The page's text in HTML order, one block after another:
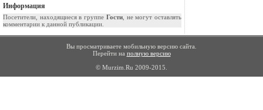
Информация
Посетители, находящиеся в группе Гости, не могут оставлять
комментарии к данной публикации.
Вы просматриваете мобильную версию сайта.
Перейти на полную версию
© Murzim.Ru 2009-2015.